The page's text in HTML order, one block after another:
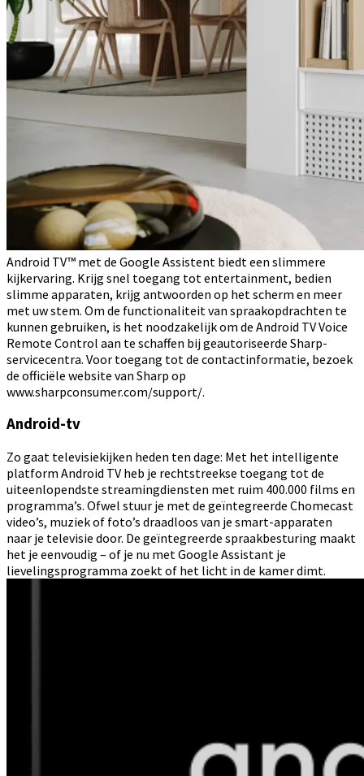
Android TV™ met de Google Assistent biedt een slimmere
kijkervaring. Krijg snel toegang tot entertainment, bedien
slimme apparaten, krijg antwoorden op het scherm en meer
met uw stem. Om de functionaliteit van spraakopdrachten te
kunnen gebruiken, is het noodzakelijk om de Android TV Voice
Remote Control aan te schaffen bij geautoriseerde Sharp-
servicecentra. Voor toegang tot de contactinformatie, bezoek
de officiële website van Sharp op
www.sharpconsumer.com/support/.
Android-tv
Zo gaat televisiekijken heden ten dage: Met het intelligente
platform Android TV heb je rechtstreekse toegang tot de
uiteenlopendste streamingdiensten met ruim 400.000 films en
programma’s. Ofwel stuur je met de geïntegreerde Chomecast
video’s, muziek of foto’s draadloos van je smart-apparaten
naar je televisie door. De geïntegreerde spraakbesturing maakt
het je eenvoudig – of je nu met Google Assistant je
lievelingsprogramma zoekt of het licht in de kamer dimt.